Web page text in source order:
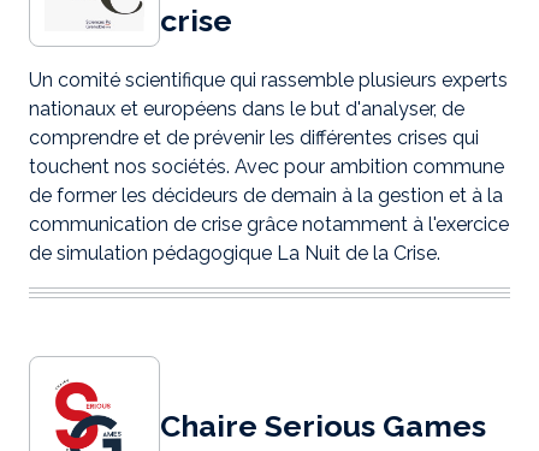
crise
Un comité scientifique qui rassemble plusieurs experts
nationaux et européens dans le but d'analyser, de
comprendre et de prévenir les différentes crises qui
touchent nos sociétés. Avec pour ambition commune
de former les décideurs de demain à la gestion et à la
communication de crise grâce notamment à l'exercice
de simulation pédagogique La Nuit de la Crise.
Chaire Serious Games